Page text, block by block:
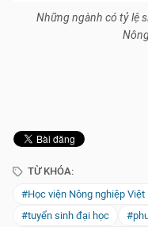
Những ngành có tỷ lệ
TỪ KHÓA:
#Học viện Nông nghiệp Việt
#tuyển sinh đại học